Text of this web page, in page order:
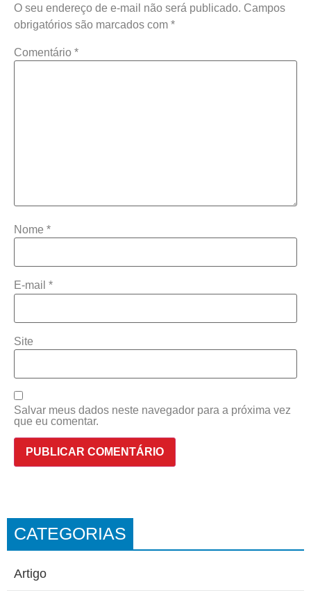
O seu endereço de e-mail não será publicado. Campos
obrigatórios são marcados com *
Comentário *
Nome *
E-mail *
Site
Salvar meus dados neste navegador para a próxima vez
que eu comentar.
CATEGORIAS
Artigo